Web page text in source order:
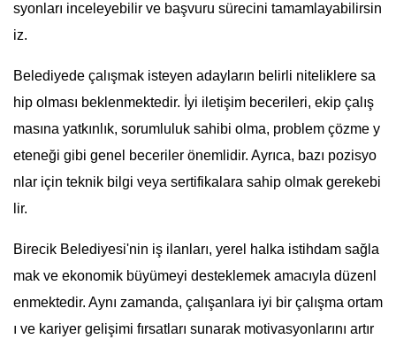
syonları inceleyebilir ve başvuru sürecini tamamlayabilirsin
iz.
Belediyede çalışmak isteyen adayların belirli niteliklere sa
hip olması beklenmektedir. İyi iletişim becerileri, ekip çalış
masına yatkınlık, sorumluluk sahibi olma, problem çözme y
eteneği gibi genel beceriler önemlidir. Ayrıca, bazı pozisyo
nlar için teknik bilgi veya sertifikalara sahip olmak gerekebi
lir.
Birecik Belediyesi'nin iş ilanları, yerel halka istihdam sağla
mak ve ekonomik büyümeyi desteklemek amacıyla düzenl
enmektedir. Aynı zamanda, çalışanlara iyi bir çalışma ortam
ı ve kariyer gelişimi fırsatları sunarak motivasyonlarını artır